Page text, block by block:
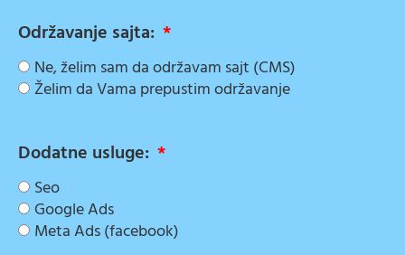
Održavanje sajta:
Ne, želim sam da održavam sajt (CMS)
Želim da Vama prepustim održavanje
Dodatne usluge:
Seo
Google Ads
Meta Ads (facebook)